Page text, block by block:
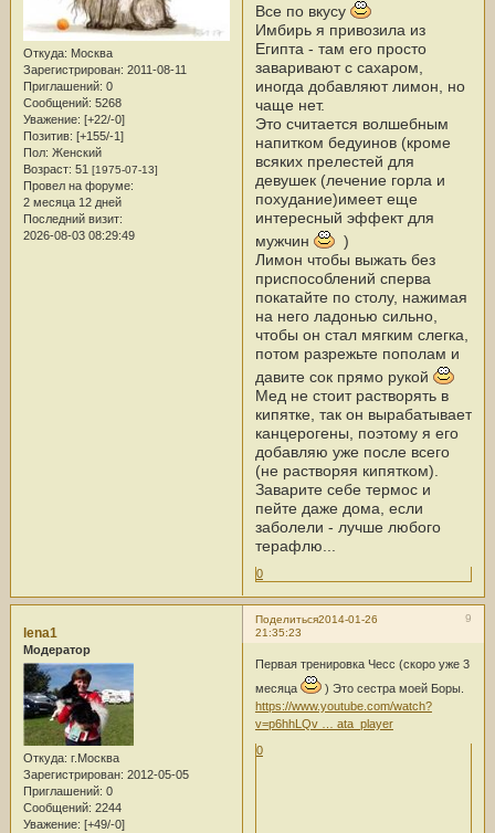
Откуда: Москва
Зарегистрирован: 2011-08-11
Приглашений: 0
Сообщений: 5268
Уважение: [+22/-0]
Позитив: [+155/-1]
Пол: Женский
Возраст: 51 [1975-07-13]
Провел на форуме:
2 месяца 12 дней
Последний визит:
2026-08-03 08:29:49
Все по вкусу
Имбирь я привозила из
Египта - там его просто
заваривают с сахаром,
иногда добавляют лимон, но
чаще нет.
Это считается волшебным
напитком бедуинов (кроме
всяких прелестей для
девушек (лечение горла и
похудание)имеет еще
интересный эффект для
мужчин
)
Лимон чтобы выжать без
приспособлений сперва
покатайте по столу, нажимая
на него ладонью сильно,
чтобы он стал мягким слегка,
потом разрежьте пополам и
давите сок прямо рукой
Мед не стоит растворять в
кипятке, так он вырабатывает
канцерогены, поэтому я его
добавляю уже после всего
(не растворяя кипятком).
Заварите себе термос и
пейте даже дома, если
заболели - лучше любого
терафлю...
0
Поделиться 9
2014-01-26
21:35:23
lena1
Модератор
Откуда: г.Москва
Зарегистрирован: 2012-05-05
Приглашений: 0
Сообщений: 2244
Уважение: [+49/-0]
Первая тренировка Чесс (скоро уже 3
месяца
) Это сестра моей Боры.
https://www.youtube.com/watch?
v=p6hhLQv … ata_player
0